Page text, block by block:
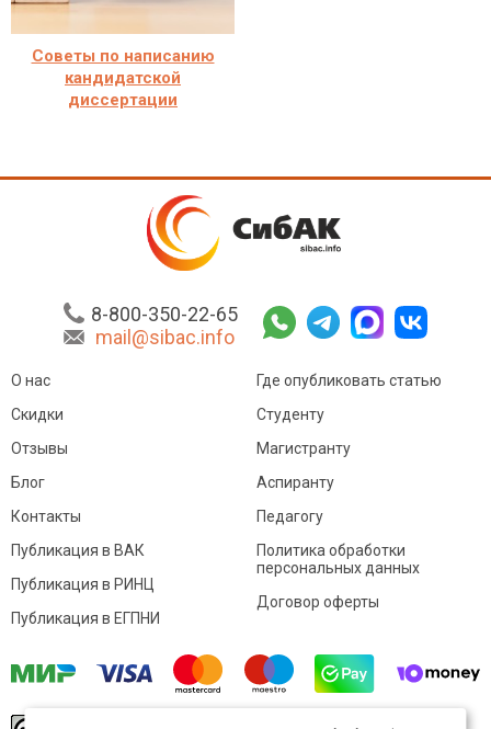
Советы по написанию
кандидатской
диссертации
8-800-350-22-65
mail@sibac.info
О нас
Скидки
Отзывы
Блог
Контакты
Где опубликовать статью
Студенту
Магистранту
Аспиранту
Педагогу
Публикация в ВАК
Публикация в РИНЦ
Публикация в ЕГПНИ
Политика обработки
персональных данных
Договор оферты